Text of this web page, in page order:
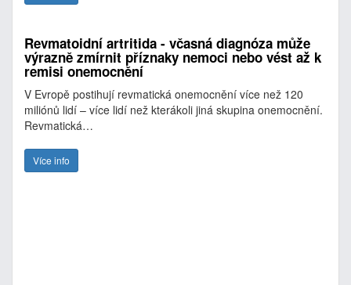
Revmatoidní artritida - včasná diagnóza může
výrazně zmírnit příznaky nemoci nebo vést až k
remisi onemocnění
V Evropě postihují revmatická onemocnění více než 120
miliónů lidí – více lidí než kterákoli jiná skupina onemocnění.
Revmatická…
Více info